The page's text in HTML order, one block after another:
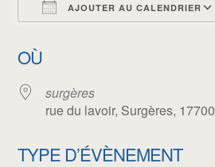
AJOUTER AU CALENDRIER
OÙ
surgères
rue du lavoir, Surgères, 17700
TYPE D’ÉVÈNEMENT